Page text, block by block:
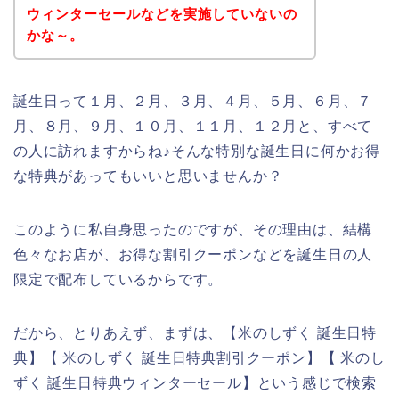
ウィンターセールなどを実施していないの
かな～。
誕生日って１月、２月、３月、４月、５月、６月、７
月、８月、９月、１０月、１１月、１２月と、すべて
の人に訪れますからね♪そんな特別な誕生日に何かお得
な特典があってもいいと思いませんか？
このように私自身思ったのですが、その理由は、結構
色々なお店が、お得な割引クーポンなどを誕生日の人
限定で配布しているからです。
だから、とりあえず、まずは、【米のしずく 誕生日特
典】【 米のしずく 誕生日特典割引クーポン】【 米のし
ずく 誕生日特典ウィンターセール】という感じで検索